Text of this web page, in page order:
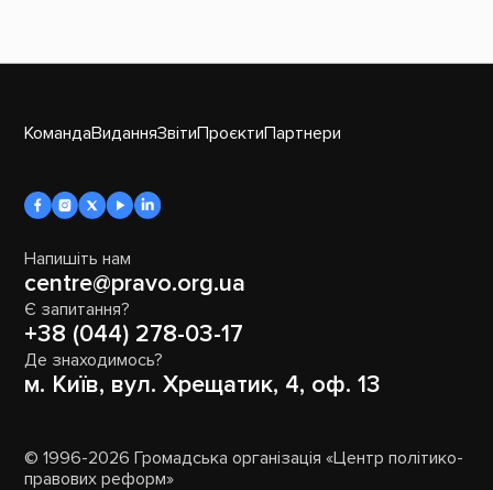
КомандаВиданняЗвітиПроєктиПартнери
Напишіть нам
centre@pravo.org.ua
Є запитання?
+38 (044) 278-03-17
Де знаходимось?
м. Київ, вул. Хрещатик, 4, оф. 13
© 1996-2026 Громадська організація «Центр політико-
правових реформ»